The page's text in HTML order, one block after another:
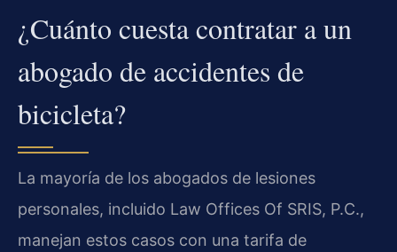
¿Cuánto cuesta contratar a un
abogado de accidentes de
bicicleta?
La mayoría de los abogados de lesiones
personales, incluido Law Offices Of SRIS, P.C.,
manejan estos casos con una tarifa de